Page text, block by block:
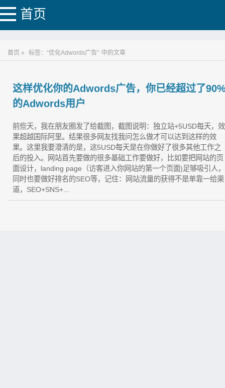
首页
首页 » 标签：“优化Adwords广告” 中的文章
这样优化你的Adwords广告，你已经超过了
的Adwords用户
前些天，我在朋友圈发了给截图，截图说明：独立站+5USD每天，效
果超越国际阿里。结果很多网友找我问怎么做才可以达到这样的效
果。这里我要澄清的是，这5USD每天是在你做好了很多其他工作之
后的投入。网站首先要做的很多基础工作要做好，比如要把网站的页
面设计，landing page（访客进入你网站的第一个页面)足够吸引人，
同时也要做好排名的SEO等，记住：网站流量的获得不是单靠一给渠
道，SEO+SNS+...